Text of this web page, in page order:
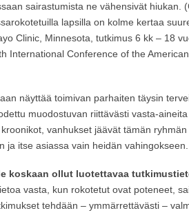
sairastumista ne vähensivät hiukan.
lapsilla on kolme kertaa
Clinic, Minnesota, tutkimus 6 kk – 18
International Conference of the
näyttää toimivan parhaiten täysin
muodostuvan riittävästi vasta-
vanhukset jäävät tämän ryhmän
itse asiassa vain heidän vahingokseen.
koskaan ollut luotettavaa
vasta, kun rokotetut ovat poteneet,
tehdään – ymmärrettävästi –